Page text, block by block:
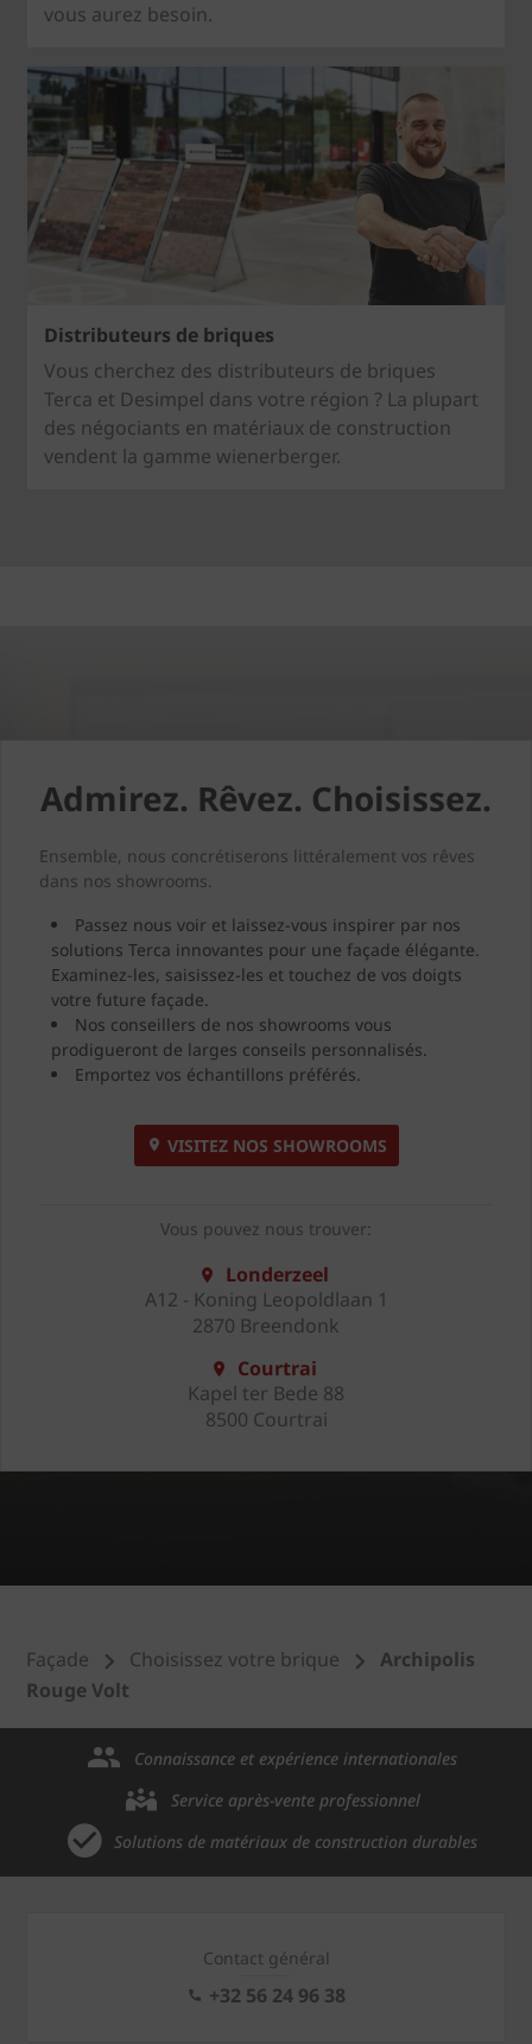
vous aurez besoin.
Distributeurs de briques
Vous cherchez des distributeurs de briques
Terca et Desimpel dans votre région ? La plupart
des négociants en matériaux de construction
vendent la gamme wienerberger.
Admirez. Rêvez. Choisissez.
Ensemble, nous concrétiserons littéralement vos rêves
dans nos showrooms.
Passez nous voir et laissez-vous inspirer par nos
solutions Terca innovantes pour une façade élégante.
Examinez-les, saisissez-les et touchez de vos doigts
votre future façade.
Nos conseillers de nos showrooms vous
prodigueront de larges conseils personnalisés.
Emportez vos échantillons préférés.
VISITEZ NOS SHOWROOMS
Vous pouvez nous trouver:
Londerzeel
A12 - Koning Leopoldlaan 1
2870 Breendonk
Courtrai
Kapel ter Bede 88
8500 Courtrai
Façade Choisissez votre brique
Archipolis
Rouge Volt
Connaissance et expérience internationales
Service après-vente professionnel
Solutions de matériaux de construction durables
Contact général
+32 56 24 96 38